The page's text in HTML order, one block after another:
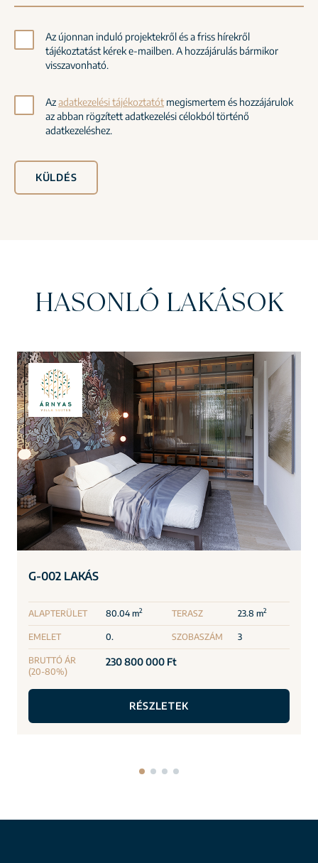
Az újonnan induló projektekről és a friss hírekről
tájékoztatást kérek e-mailben. A hozzájárulás bármikor
visszavonható.
Azadatkezelési tájékoztatót megismertem és hozzájárulok
az abban rögzített adatkezelési célokból történő
adatkezeléshez.
KÜLDÉS
HASONLÓ LAKÁSOK
G-002 LAKÁS
ALAPTERÜLET 80.04 m2 TERASZ 23.8 m2
EMELET 0. SZOBASZÁM 3
BRUTTÓ ÁR
(20-80%)
230 800 000 Ft
RÉSZLETEK